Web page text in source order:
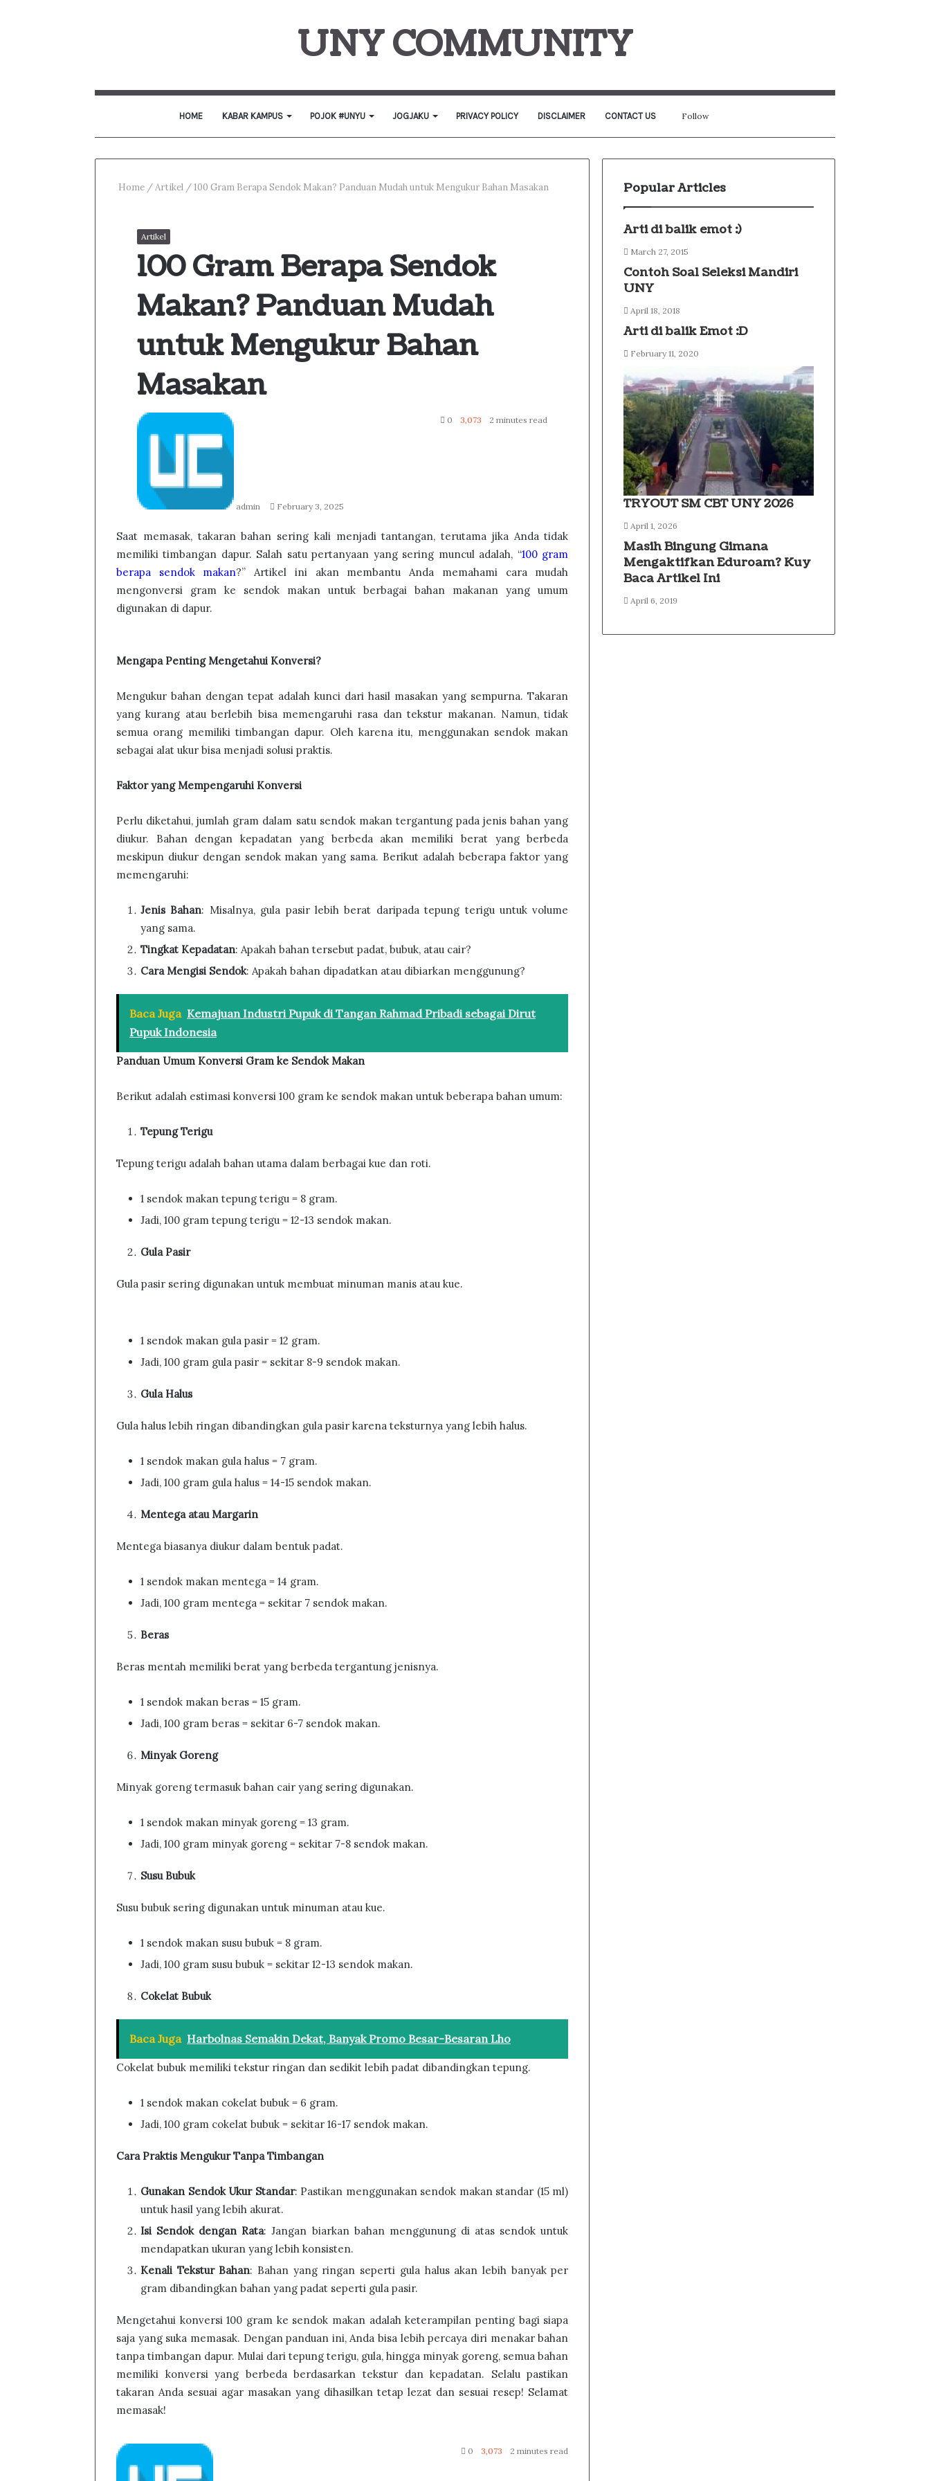
UNY COMMUNITY
HOME KABAR KAMPUS POJOK #UNYU JOGJAKU PRIVACY POLICY DISCLAIMER CONTACT US
for
Follow
Home /Artikel /100 Gram Berapa Sendok Makan? Panduan Mudah untuk Mengukur Bahan Masakan
Artikel
100 Gram Berapa Sendok
Makan? Panduan Mudah
untuk Mengukur Bahan
Masakan
admin February 3, 2025
0 3,073 2 minutes read
Saat memasak, takaran bahan sering kali menjadi tantangan, terutama jika Anda tidak
memiliki timbangan dapur. Salah satu pertanyaan yang sering muncul adalah, “100 gram
berapa sendok makan?” Artikel ini akan membantu Anda memahami cara mudah
mengonversi gram ke sendok makan untuk berbagai bahan makanan yang umum
digunakan di dapur.
Mengapa Penting Mengetahui Konversi?
Mengukur bahan dengan tepat adalah kunci dari hasil masakan yang sempurna. Takaran
yang kurang atau berlebih bisa memengaruhi rasa dan tekstur makanan. Namun, tidak
semua orang memiliki timbangan dapur. Oleh karena itu, menggunakan sendok makan
sebagai alat ukur bisa menjadi solusi praktis.
Faktor yang Mempengaruhi Konversi
Perlu diketahui, jumlah gram dalam satu sendok makan tergantung pada jenis bahan yang
diukur. Bahan dengan kepadatan yang berbeda akan memiliki berat yang berbeda
meskipun diukur dengan sendok makan yang sama. Berikut adalah beberapa faktor yang
memengaruhi:
Jenis Bahan: Misalnya, gula pasir lebih berat daripada tepung terigu untuk volume
yang sama.
Tingkat Kepadatan: Apakah bahan tersebut padat, bubuk, atau cair?
Cara Mengisi Sendok: Apakah bahan dipadatkan atau dibiarkan menggunung?
Baca Juga Kemajuan Industri Pupuk di Tangan Rahmad Pribadi sebagai Dirut
Pupuk Indonesia
Panduan Umum Konversi Gram ke Sendok Makan
Berikut adalah estimasi konversi 100 gram ke sendok makan untuk beberapa bahan umum:
Tepung Terigu
Tepung terigu adalah bahan utama dalam berbagai kue dan roti.
1 sendok makan tepung terigu = 8 gram.
Jadi, 100 gram tepung terigu = 12-13 sendok makan.
Gula Pasir
Gula pasir sering digunakan untuk membuat minuman manis atau kue.
1 sendok makan gula pasir = 12 gram.
Jadi, 100 gram gula pasir = sekitar 8-9 sendok makan.
Gula Halus
Gula halus lebih ringan dibandingkan gula pasir karena teksturnya yang lebih halus.
1 sendok makan gula halus = 7 gram.
Jadi, 100 gram gula halus = 14-15 sendok makan.
Mentega atau Margarin
Mentega biasanya diukur dalam bentuk padat.
1 sendok makan mentega = 14 gram.
Jadi, 100 gram mentega = sekitar 7 sendok makan.
Beras
Beras mentah memiliki berat yang berbeda tergantung jenisnya.
1 sendok makan beras = 15 gram.
Jadi, 100 gram beras = sekitar 6-7 sendok makan.
Minyak Goreng
Minyak goreng termasuk bahan cair yang sering digunakan.
1 sendok makan minyak goreng = 13 gram.
Jadi, 100 gram minyak goreng = sekitar 7-8 sendok makan.
Susu Bubuk
Susu bubuk sering digunakan untuk minuman atau kue.
1 sendok makan susu bubuk = 8 gram.
Jadi, 100 gram susu bubuk = sekitar 12-13 sendok makan.
Cokelat Bubuk
Baca Juga Harbolnas Semakin Dekat, Banyak Promo Besar-Besaran Lho
Cokelat bubuk memiliki tekstur ringan dan sedikit lebih padat dibandingkan tepung.
1 sendok makan cokelat bubuk = 6 gram.
Jadi, 100 gram cokelat bubuk = sekitar 16-17 sendok makan.
Cara Praktis Mengukur Tanpa Timbangan
Gunakan Sendok Ukur Standar: Pastikan menggunakan sendok makan standar (15 ml)
untuk hasil yang lebih akurat.
Isi Sendok dengan Rata: Jangan biarkan bahan menggunung di atas sendok untuk
mendapatkan ukuran yang lebih konsisten.
Kenali Tekstur Bahan: Bahan yang ringan seperti gula halus akan lebih banyak per
gram dibandingkan bahan yang padat seperti gula pasir.
Mengetahui konversi 100 gram ke sendok makan adalah keterampilan penting bagi siapa
saja yang suka memasak. Dengan panduan ini, Anda bisa lebih percaya diri menakar bahan
tanpa timbangan dapur. Mulai dari tepung terigu, gula, hingga minyak goreng, semua bahan
memiliki konversi yang berbeda berdasarkan tekstur dan kepadatan. Selalu pastikan
takaran Anda sesuai agar masakan yang dihasilkan tetap lezat dan sesuai resep! Selamat
memasak!
0 3,073 2 minutes read
Popular Articles
Arti di balik emot :)
March 27, 2015
Contoh Soal Seleksi Mandiri
UNY
April 18, 2018
Arti di balik Emot :D
February 11, 2020
TRYOUT SM CBT UNY 2026
April 1, 2026
Masih Bingung Gimana
Mengaktifkan Eduroam? Kuy
Baca Artikel Ini
April 6, 2019